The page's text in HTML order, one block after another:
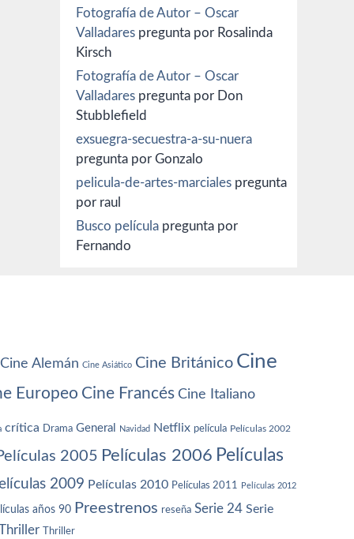
Fotografía de Autor – Oscar
Valladares pregunta por Rosalinda
Kirsch
Fotografía de Autor – Oscar
Valladares pregunta por Don
Stubblefield
exsuegra-secuestra-a-su-nuera
pregunta por Gonzalo
pelicula-de-artes-marciales pregunta
por raul
Busco película pregunta por
Fernando
Cine Alemán Cine Asiático Cine Británico Cine
Europeo Cine Francés Cine Italiano
crítica Drama General Navidad Netflix película Películas 2002
2005 Películas 2006 Películas
2009 Películas 2010 Películas 2011 Películas 2012
años 90 Preestrenos reseña Serie 24 Serie
Thriller